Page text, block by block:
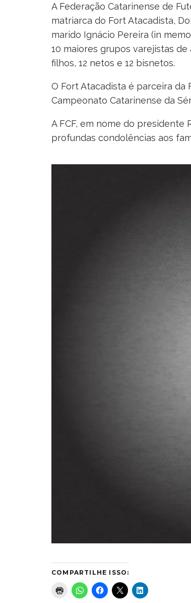
A Federação Catarinense de
matriarca do Fort Atacadista,
marido Ignácio Pereira (in
10 maiores grupos varejistas
filhos, 12 netos e 12 bisnetos.
O Fort Atacadista é parceira da
Campeonato Catarinense da
A FCF, em nome do presidente
profundas condolências aos
COMPARTILHE ISSO: